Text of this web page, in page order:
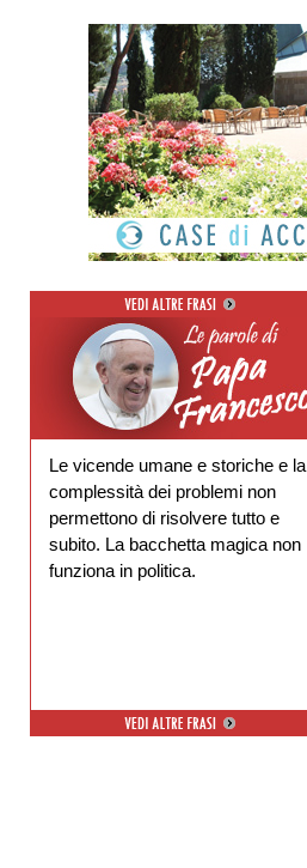
Le vicende umane e storiche e la
complessità dei problemi non
permettono di risolvere tutto e
subito. La bacchetta magica non
funziona in politica.